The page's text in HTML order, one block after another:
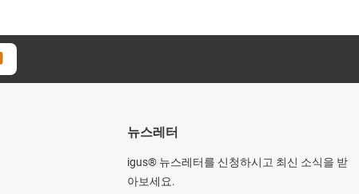
뉴스레터
igus® 뉴스레터를 신청하시고 최신 소식을 받
아보세요.